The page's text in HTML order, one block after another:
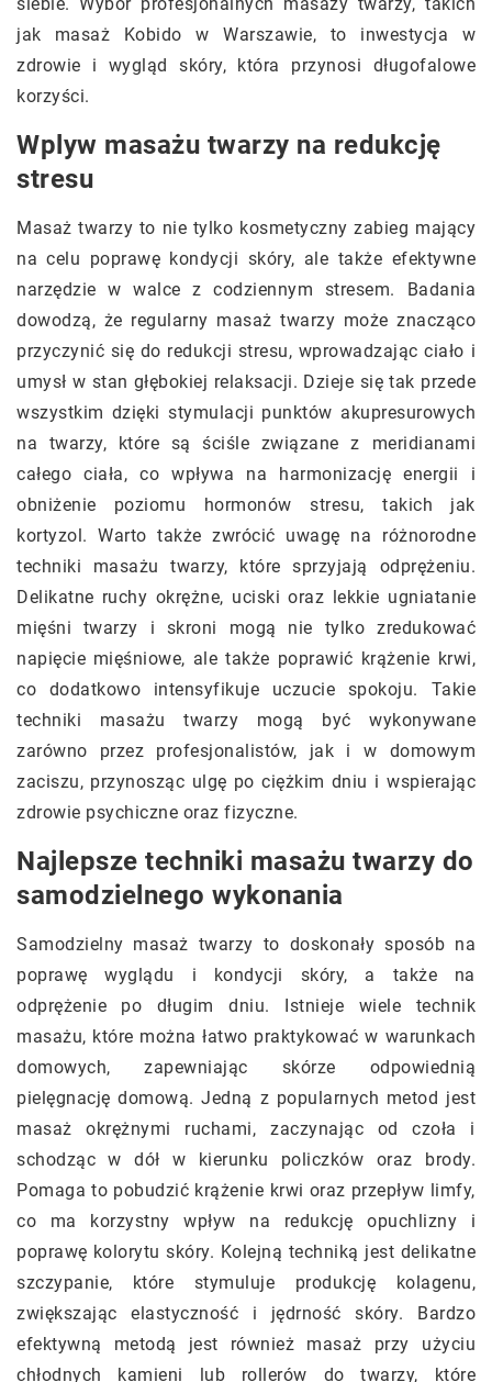
siebie. Wybór profesjonalnych masaży twarzy, takich
jak masaż Kobido w Warszawie, to inwestycja w
zdrowie i wygląd skóry, która przynosi długofalowe
korzyści.
Wplyw masażu twarzy na redukcję
stresu
Masaż twarzy to nie tylko kosmetyczny zabieg mający
na celu poprawę kondycji skóry, ale także efektywne
narzędzie w walce z codziennym stresem. Badania
dowodzą, że regularny masaż twarzy może znacząco
przyczynić się do redukcji stresu, wprowadzając ciało i
umysł w stan głębokiej relaksacji. Dzieje się tak przede
wszystkim dzięki stymulacji punktów akupresurowych
na twarzy, które są ściśle związane z meridianami
całego ciała, co wpływa na harmonizację energii i
obniżenie poziomu hormonów stresu, takich jak
kortyzol. Warto także zwrócić uwagę na różnorodne
techniki masażu twarzy, które sprzyjają odprężeniu.
Delikatne ruchy okrężne, uciski oraz lekkie ugniatanie
mięśni twarzy i skroni mogą nie tylko zredukować
napięcie mięśniowe, ale także poprawić krążenie krwi,
co dodatkowo intensyfikuje uczucie spokoju. Takie
techniki masażu twarzy mogą być wykonywane
zarówno przez profesjonalistów, jak i w domowym
zaciszu, przynosząc ulgę po ciężkim dniu i wspierając
zdrowie psychiczne oraz fizyczne.
Najlepsze techniki masażu twarzy do
samodzielnego wykonania
Samodzielny masaż twarzy to doskonały sposób na
poprawę wyglądu i kondycji skóry, a także na
odprężenie po długim dniu. Istnieje wiele technik
masażu, które można łatwo praktykować w warunkach
domowych, zapewniając skórze odpowiednią
pielęgnację domową. Jedną z popularnych metod jest
masaż okrężnymi ruchami, zaczynając od czoła i
schodząc w dół w kierunku policzków oraz brody.
Pomaga to pobudzić krążenie krwi oraz przepływ limfy,
co ma korzystny wpływ na redukcję opuchlizny i
poprawę kolorytu skóry. Kolejną techniką jest delikatne
szczypanie, które stymuluje produkcję kolagenu,
zwiększając elastyczność i jędrność skóry. Bardzo
efektywną metodą jest również masaż przy użyciu
chłodnych kamieni lub rollerów do twarzy, które